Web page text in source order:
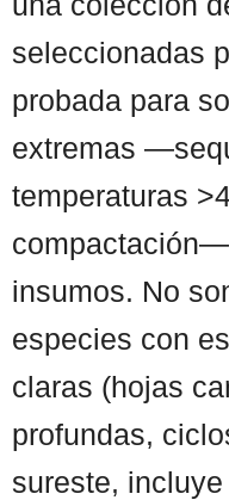
seleccionadas
probada para
extremas
temperaturas
insumos. No
especies con
claras (hojas
profundas,
sureste,